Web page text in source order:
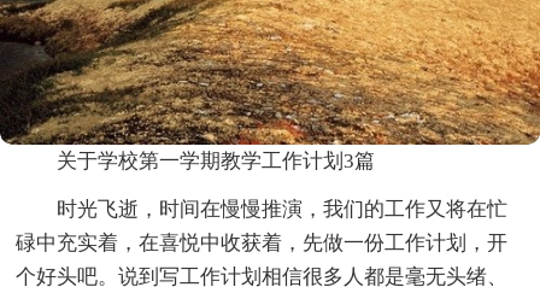
关于学校第一学期教学工作计划3篇
时光飞逝，时间在慢慢推演，我们的工作又将在忙
碌中充实着，在喜悦中收获着，先做一份工作计划，开
个好头吧。说到写工作计划相信很多人都是毫无头绪、